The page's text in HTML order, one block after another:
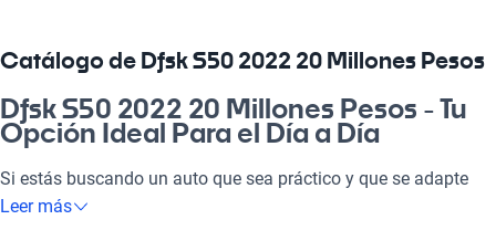
Catálogo de Dfsk S50 2022 20 Millones Pesos
Dfsk S50 2022 20 Millones Pesos - Tu
Opción Ideal Para el Día a Día
Si estás buscando un auto que sea práctico y que se adapte
tanto a tus necesidades cotidianas como a tus momentos de
Leer más